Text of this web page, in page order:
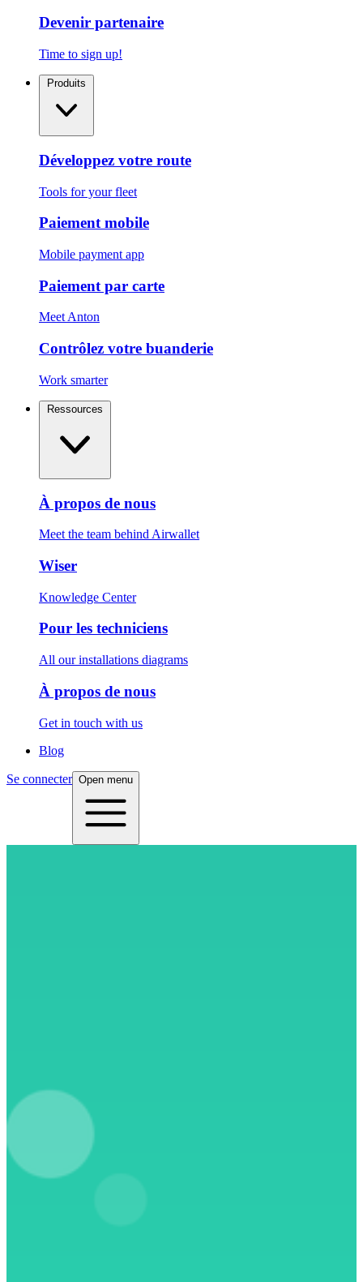
Devenir partenaire
Time to sign up!
Développez votre route
Tools for your fleet
Paiement mobile
Mobile payment app
Paiement par carte
Meet Anton
Contrôlez votre buanderie
Work smarter
À propos de nous
Meet the team behind Airwallet
Wiser
Knowledge Center
Pour les techniciens
All our installations diagrams
À propos de nous
Get in touch with us
Blog
Se connecter Open menu